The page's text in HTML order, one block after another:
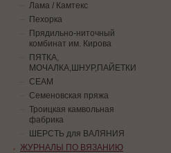
Лама / Камтекс
Пехорка
Прядильно-ниточный
комбинат им. Кирова
ПЯТКА,
МОЧАЛКА,ШНУР,ПАЙЕТКИ
СЕАМ
Семеновская пряжа
Троицкая камвольная
фабрика
ШЕРСТЬ для ВАЛЯНИЯ
ЖУРНАЛЫ ПО ВЯЗАНИЮ